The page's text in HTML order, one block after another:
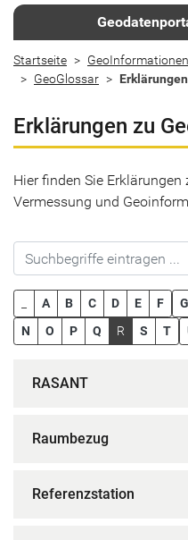
Startseite GeoInformationen
GeoGlossar
Erklärungen zu
Hier finden Sie
Vermessung und
A B C D E F G
N
O P Q R S T
RASANT
Raumbezug
Referenzstation